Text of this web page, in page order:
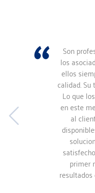
Son
los
ellos
calidad.
Lo que
en este
al
primer